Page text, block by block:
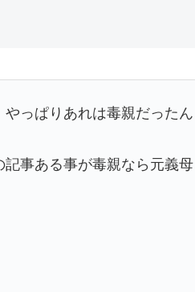
っぱりあれは毒親だったん
事ある事が毒親なら元義母